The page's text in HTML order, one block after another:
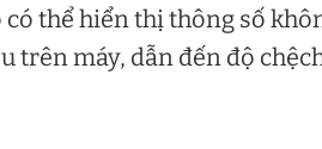
có thể hiển thị thông số
trên máy, dẫn đến độ